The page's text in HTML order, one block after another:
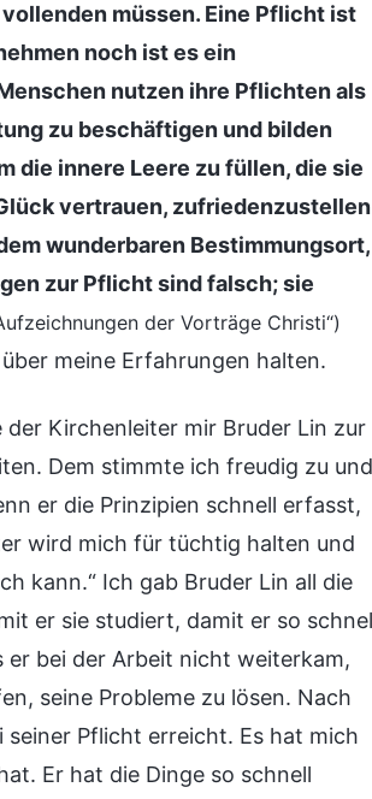
müssen. Eine Pflicht ist
noch ist es ein
nutzen ihre Pflichten als
zu beschäftigen und bilden
die innere Leere zu füllen, die sie
vertrauen,
wunderbaren Bestimmungsort,
zur Pflicht sind falsch; sie
der Vorträge Christi“)
meine Erfahrungen halten.
der Kirchenleiter mir Bruder Lin zur
Dem stimmte ich freudig zu und
er die Prinzipien schnell erfasst,
wird mich für tüchtig halten und
kann.“ Ich gab Bruder Lin all die
er sie studiert, damit er so
er bei der Arbeit nicht weiterkam,
seine Probleme zu lösen. Nach
seiner Pflicht erreicht. Es hat mich
Er hat die Dinge so schnell